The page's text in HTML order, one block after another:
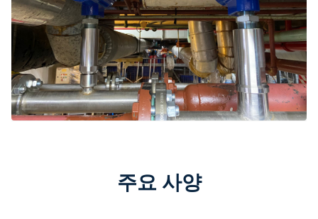
주요 사양